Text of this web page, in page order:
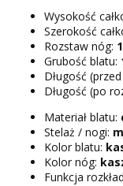
Wysokość
Szerokość
Rozstaw nóg:
Grubość blatu:
Długość
Długość (po
Materiał blatu:
Stelaż / nogi:
Kolor blatu:
Kolor nóg:
Funkcja